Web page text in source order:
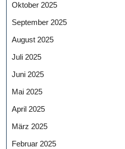
Oktober 2025
September 2025
August 2025
Juli 2025
Juni 2025
Mai 2025
April 2025
März 2025
Februar 2025